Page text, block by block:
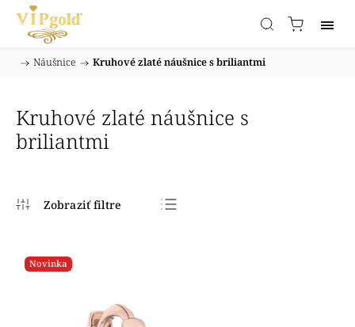
/ Náušnice / Kruhové zlaté náušnice s briliantmi
Kruhové zlaté náušnice s
briliantmi
Novinka